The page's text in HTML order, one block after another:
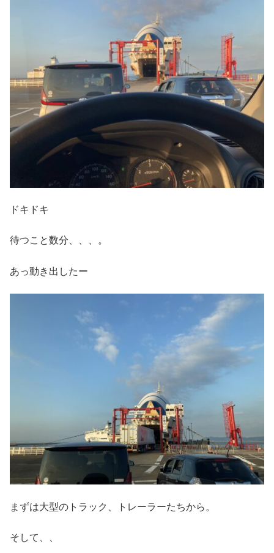
ドキドキ
待つこと数分、、、。
あっ動き出したー
まずは大型のトラック、トレーラーたちから。
そして、、